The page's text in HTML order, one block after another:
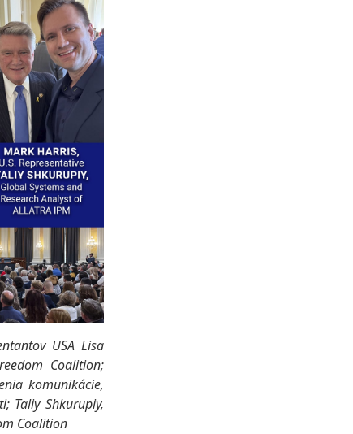
USA Lisa
Coalition;
komunikácie,
Taliy Shkurupiy,
Coalition